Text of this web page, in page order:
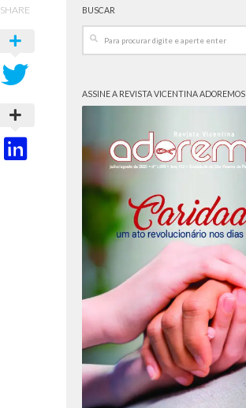
SHARE BUSCAR
ASSINE A REVISTA VICENTINA ADOREMOS